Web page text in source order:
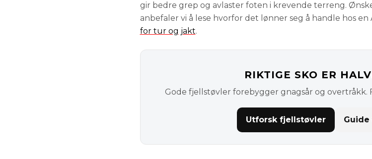
gir bedre grep og avlaster foten i krevende terreng.
anbefaler vi å lese hvorfor det lønner seg å handle hos en
for tur og jakt.
RIKTIGE SKO ER
Gode fjellstøvler forebygger gnagsår og overtråkk.
Utforsk fjellstøvler